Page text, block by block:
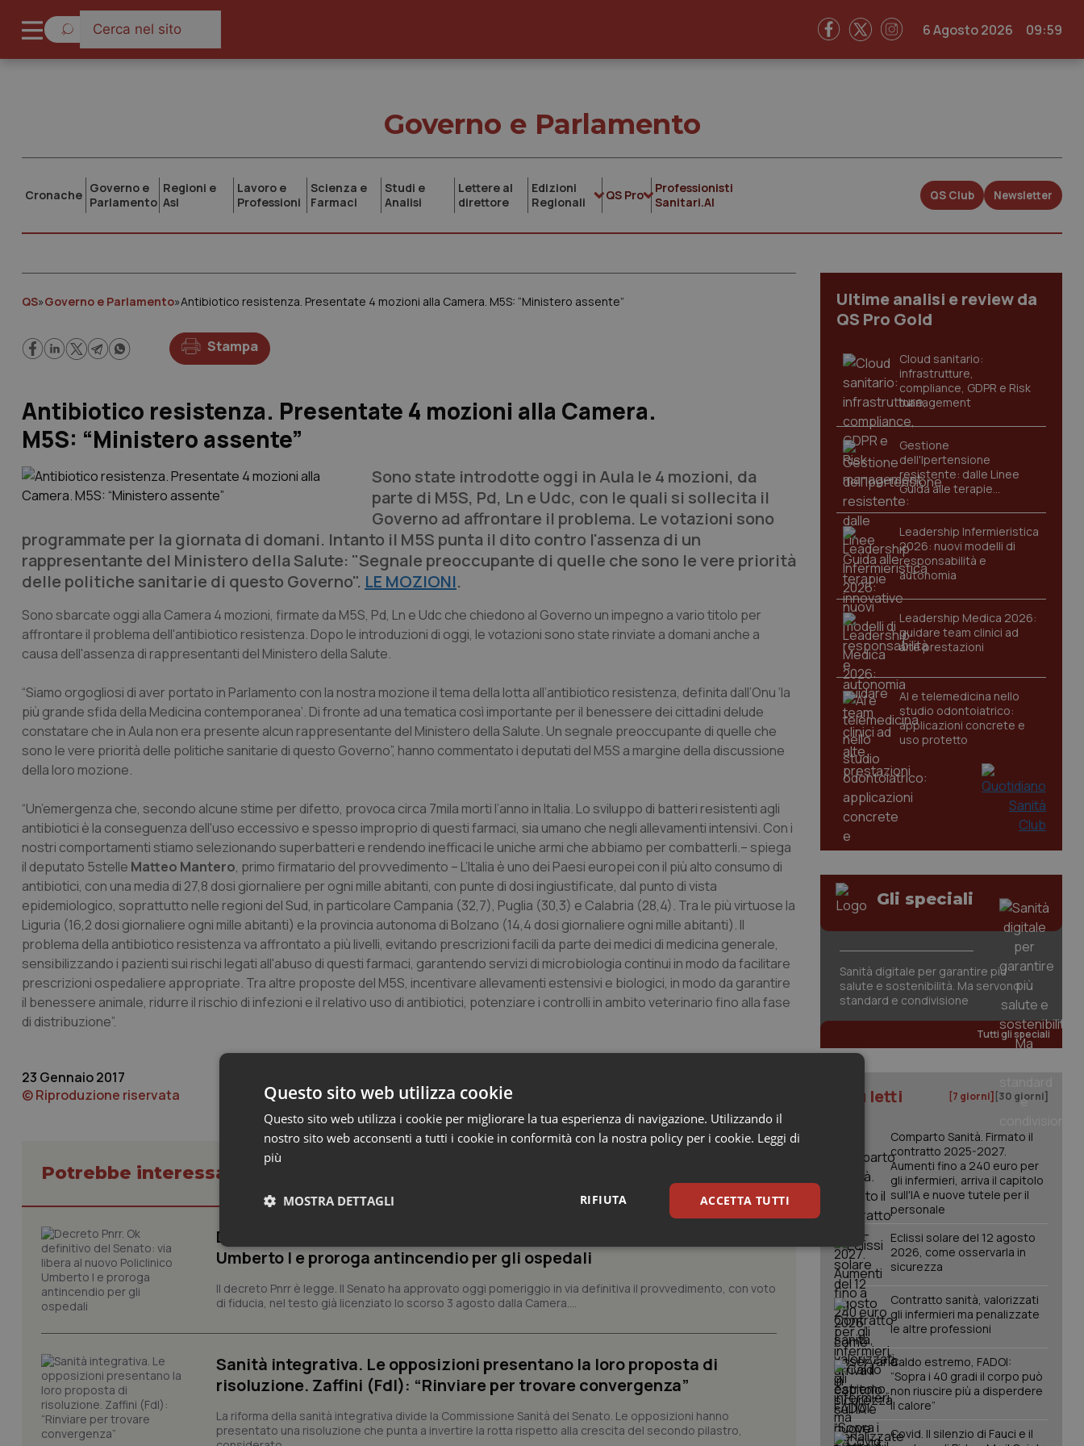
6 Agosto 2026 09:59
Governo e Parlamento
Cronache Governo e
Parlamento
Regioni e
Asl
Lavoro e
Professioni
Scienza e
Farmaci
Studi e
Analisi
Lettere al
direttore
Edizioni
Regionali
QS Pro
Professionisti
Sanitari.AI
QS Club Newsletter
QS»Governo e Parlamento»Antibiotico resistenza. Presentate 4 mozioni alla Camera. M5S: “Ministero assente”
Stampa
Antibiotico resistenza. Presentate 4 mozioni alla Camera.
M5S: “Ministero assente”
Sono state introdotte oggi in Aula le 4 mozioni, da
parte di M5S, Pd, Ln e Udc, con le quali si sollecita il
Governo ad affrontare il problema. Le votazioni sono
programmate per la giornata di domani. Intanto il M5S punta il dito contro l'assenza di un
rappresentante del Ministero della Salute: "Segnale preoccupante di quelle che sono le vere priorità
delle politiche sanitarie di questo Governo". LE MOZIONI.
Sono sbarcate oggi alla Camera 4 mozioni, firmate da M5S, Pd, Ln e Udc che chiedono al Governo un impegno a vario titolo per
affrontare il problema dell'antibiotico resistenza. Dopo le introduzioni di oggi, le votazioni sono state rinviate a domani anche a
causa dell'assenza di rappresentanti del Ministero della Salute.
“Siamo orgogliosi di aver portato in Parlamento con la nostra mozione il tema della lotta all’antibiotico resistenza, definita dall’Onu ‘la
più grande sfida della Medicina contemporanea’. Di fronte ad una tematica così importante per il benessere dei cittadini delude
constatare che in Aula non era presente alcun rappresentante del Ministero della Salute. Un segnale preoccupante di quelle che
sono le vere priorità delle politiche sanitarie di questo Governo”, hanno commentato i deputati del M5S a margine della discussione
della loro mozione.
“Un’emergenza che, secondo alcune stime per difetto, provoca circa 7mila morti l’anno in Italia. Lo sviluppo di batteri resistenti agli
antibiotici è la conseguenza dell'uso eccessivo e spesso improprio di questi farmaci, sia umano che negli allevamenti intensivi. Con i
nostri comportamenti stiamo selezionando superbatteri e rendendo inefficaci le uniche armi che abbiamo per combatterli.– spiega
il deputato 5stelle Matteo Mantero, primo firmatario del provvedimento – L’Italia è uno dei Paesi europei con il più alto consumo di
antibiotici, con una media di 27,8 dosi giornaliere per ogni mille abitanti, con punte di dosi ingiustificate, dal punto di vista
epidemiologico, soprattutto nelle regioni del Sud, in particolare Campania (32,7), Puglia (30,3) e Calabria (28,4). Tra le più virtuose la
Liguria (16,2 dosi giornaliere ogni mille abitanti) e la provincia autonoma di Bolzano (14,4 dosi giornaliere ogni mille abitanti). Il
problema della antibiotico resistenza va affrontato a più livelli, evitando prescrizioni facili da parte dei medici di medicina generale,
sensibilizzando i pazienti sui rischi legati all'abuso di questi farmaci, garantendo servizi di microbiologia continui in modo da facilitare
prescrizioni ospedaliere appropriate. Tra altre proposte del M5S, incentivare allevamenti estensivi e biologici, in modo da garantire
il benessere animale, ridurre il rischio di infezioni e il relativo uso di antibiotici, potenziare i controlli in ambito veterinario fino alla fase
di distribuzione”.
23 Gennaio 2017
© Riproduzione riservata
Potrebbe interessarti in Governo e Parlamento
Decreto Pnrr. Ok definitivo del Senato: via libera al nuovo Policlinico
Umberto I e proroga antincendio per gli ospedali
Il decreto Pnrr è legge. Il Senato ha approvato oggi pomeriggio in via definitiva il provvedimento, con voto
di fiducia, nel testo già licenziato lo scorso 3 agosto dalla Camera....
Sanità integrativa. Le opposizioni presentano la loro proposta di
risoluzione. Zaffini (FdI): “Rinviare per trovare convergenza”
La riforma della sanità integrativa divide la Commissione Sanità del Senato. Le opposizioni hanno
presentato una risoluzione che punta a invertire la rotta rispetto alla crescita del secondo pilastro,
Ultime analisi e review da
QS Pro Gold
Cloud sanitario:
infrastrutture,
compliance, GDPR e Risk
management
Gestione
dell'Ipertensione
resistente: dalle Linee
Guida alle terapie
innovative
Leadership Infermieristica
2026: nuovi modelli di
responsabilità e
autonomia
Leadership Medica 2026:
guidare team clinici ad
alte prestazioni
AI e telemedicina nello
studio odontoiatrico:
applicazioni concrete e
uso protetto
Gli speciali
Sanità digitale per garantire più
salute e sostenibilità. Ma servono
standard e condivisione
Tutti gli speciali
I più letti [7 giorni] [30 giorni]
Comparto Sanità. Firmato il
contratto 2025-2027.
Aumenti fino a 240 euro per
gli infermieri, arriva il capitolo
sull'IA e nuove tutele per il
personale
Eclissi solare del 12 agosto
2026, come osservarla in
sicurezza
Contratto sanità, valorizzati
gli infermieri ma penalizzate
le altre professioni
Caldo estremo, FADOI:
“Sopra i 40 gradi il corpo può
non riuscire più a disperdere
il calore”
Covid. Il silenzio di Fauci e il
Questo sito web utilizza cookie
Questo sito web utilizza i cookie per migliorare la tua esperienza di navigazione. Utilizzando il
nostro sito web acconsenti a tutti i cookie in conformità con la nostra policy per i cookie. Leggi di
più
ACCETTA TUTTI
RIFIUTA
MOSTRA DETTAGLI
Necessari Statistici Marketing
Necessari Statistici Marketing
I cookie necessari contribuiscono a rendere fruibile il sito web abilitandone funzionalità di base quali la navigazione sulle pagine
Nome
Fornitore/Dominio Scadenza
Descrizione